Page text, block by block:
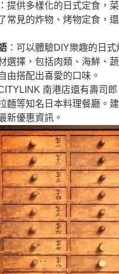
：提供多樣化的日式定食，
常見的炸物、烤物定食，
：可以體驗DIY樂趣的日
選擇，包括肉類、海鮮、
由搭配出喜愛的口味。
南港店還有壽司
麵等知名日本料理餐廳。
新優惠資訊。